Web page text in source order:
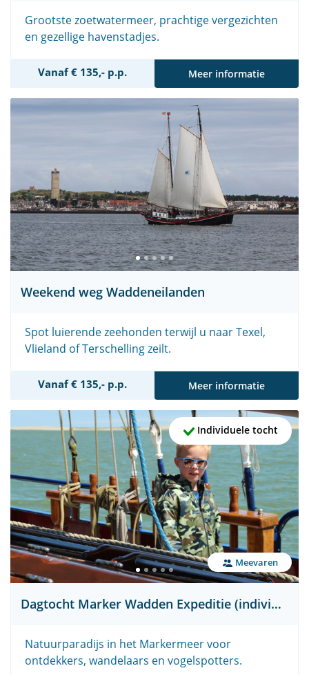
Grootste zoetwatermeer, prachtige vergezichten
en gezellige havenstadjes.
Vanaf € 135,- p.p. Meer informatie
Weekend weg Waddeneilanden
Spot luierende zeehonden terwijl u naar Texel,
Vlieland of Terschelling zeilt.
Vanaf € 135,- p.p. Meer informatie
Individuele tocht
Meevaren
Dagtocht Marker Wadden Expeditie (individueel)
Natuurparadijs in het Markermeer voor
ontdekkers, wandelaars en vogelspotters.